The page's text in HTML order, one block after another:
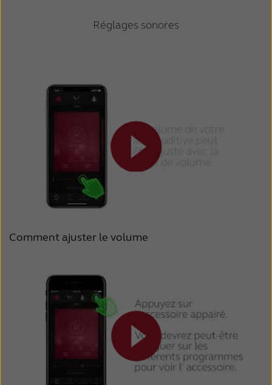
Réglages sonores
Comment ajuster le volume